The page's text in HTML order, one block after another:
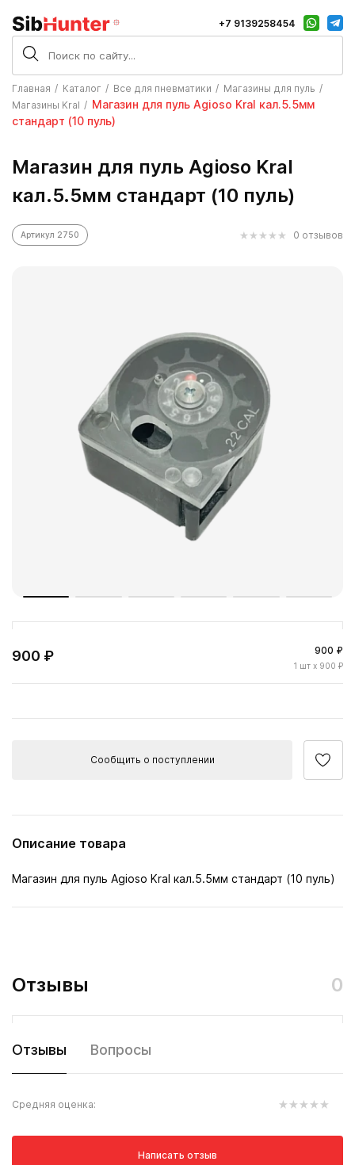
+7 9139258454
Главная Каталог Все для пневматики
Магазины для пуль
Магазины Kral
Магазин для пуль Agioso Kral кал.5.5мм
стандарт (10 пуль)
Магазин для пуль Agioso Kral
кал.5.5мм стандарт (10 пуль)
Артикул 2750 0 отзывов
900 ₽ 900 ₽
1 шт x 900 ₽
Сообщить о поступлении
Описание товара
Магазин для пуль Agioso Kral кал.5.5мм стандарт (10 пуль)
Отзывы 0
Отзывы Вопросы
Средняя оценка:
Написать отзыв